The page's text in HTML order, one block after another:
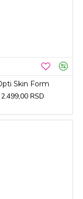
Skin Form
2.499,00 RSD